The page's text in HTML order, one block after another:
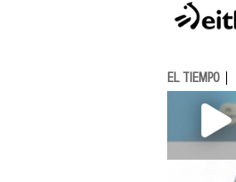
EL TIEMPO